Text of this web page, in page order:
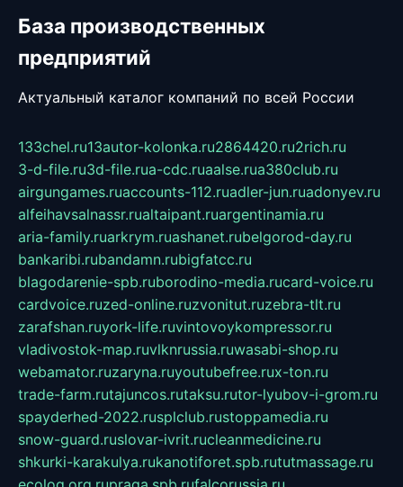
База производственных
предприятий
Актуальный каталог компаний по всей России
133chel.ru13autor-kolonka.ru2864420.ru2rich.ru
3-d-file.ru3d-file.rua-cdc.ruaalse.rua380club.ru
airgungames.ruaccounts-112.ruadler-jun.ruadonyev.ru
alfeihavsalnassr.rualtaipant.ruargentinamia.ru
aria-family.ruarkrym.ruashanet.rubelgorod-day.ru
bankaribi.rubandamn.rubigfatcc.ru
blagodarenie-spb.ruborodino-media.rucard-voice.ru
cardvoice.ruzed-online.ruzvonitut.ruzebra-tlt.ru
zarafshan.ruyork-life.ruvintovoykompressor.ru
vladivostok-map.ruvlknrussia.ruwasabi-shop.ru
webamator.ruzaryna.ruyoutubefree.rux-ton.ru
trade-farm.rutajuncos.rutaksu.rutor-lyubov-i-grom.ru
spayderhed-2022.rusplclub.rustoppamedia.ru
snow-guard.ruslovar-ivrit.rucleanmedicine.ru
shkurki-karakulya.rukanotiforet.spb.rututmassage.ru